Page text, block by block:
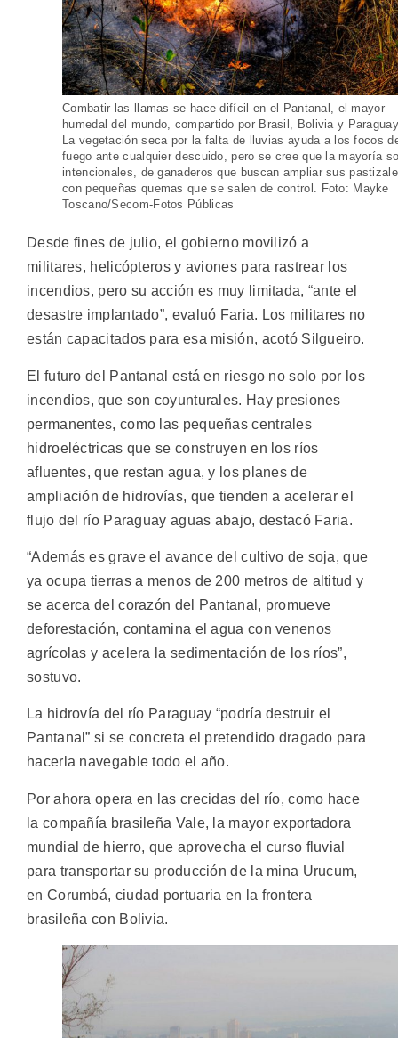
Combatir las llamas se hace difícil en el Pantanal, el mayor
humedal del mundo, compartido por Brasil, Bolivia y
La vegetación seca por la falta de lluvias ayuda a los focos
fuego ante cualquier descuido, pero se cree que la mayoría
intencionales, de ganaderos que buscan ampliar sus
con pequeñas quemas que se salen de control. Foto: Mayke
Toscano/Secom-Fotos Públicas
Desde fines de julio, el gobierno movilizó a
militares, helicópteros y aviones para rastrear los
incendios, pero su acción es muy limitada, “ante el
desastre implantado”, evaluó Faria. Los militares no
están capacitados para esa misión, acotó Silgueiro.
El futuro del Pantanal está en riesgo no solo por los
incendios, que son coyunturales. Hay presiones
permanentes, como las pequeñas centrales
hidroeléctricas que se construyen en los ríos
afluentes, que restan agua, y los planes de
ampliación de hidrovías, que tienden a acelerar el
flujo del río Paraguay aguas abajo, destacó Faria.
“Además es grave el avance del cultivo de soja, que
ya ocupa tierras a menos de 200 metros de altitud y
se acerca del corazón del Pantanal, promueve
deforestación, contamina el agua con venenos
agrícolas y acelera la sedimentación de los ríos”,
sostuvo.
La hidrovía del río Paraguay “podría destruir el
Pantanal” si se concreta el pretendido dragado para
hacerla navegable todo el año.
Por ahora opera en las crecidas del río, como hace
la compañía brasileña Vale, la mayor exportadora
mundial de hierro, que aprovecha el curso fluvial
para transportar su producción de la mina Urucum,
en Corumbá, ciudad portuaria en la frontera
brasileña con Bolivia.